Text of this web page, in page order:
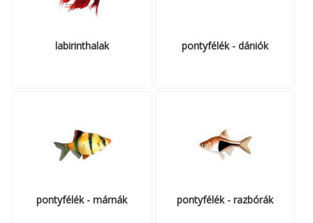
labirinthalak pontyfélék - dániók
pontyfélék - márnák pontyfélék - razbórák